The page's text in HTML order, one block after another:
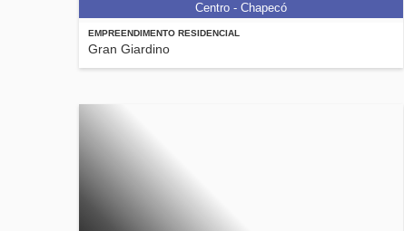
EMPREENDIMENTO RESIDENCIAL
Gran Giardino
Centro - Chapecó